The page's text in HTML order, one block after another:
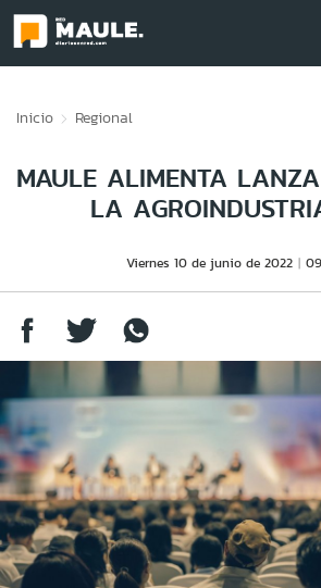
Inicio Regional
MAULE ALIMENTA
LA
Viernes 10 de junio de 2022